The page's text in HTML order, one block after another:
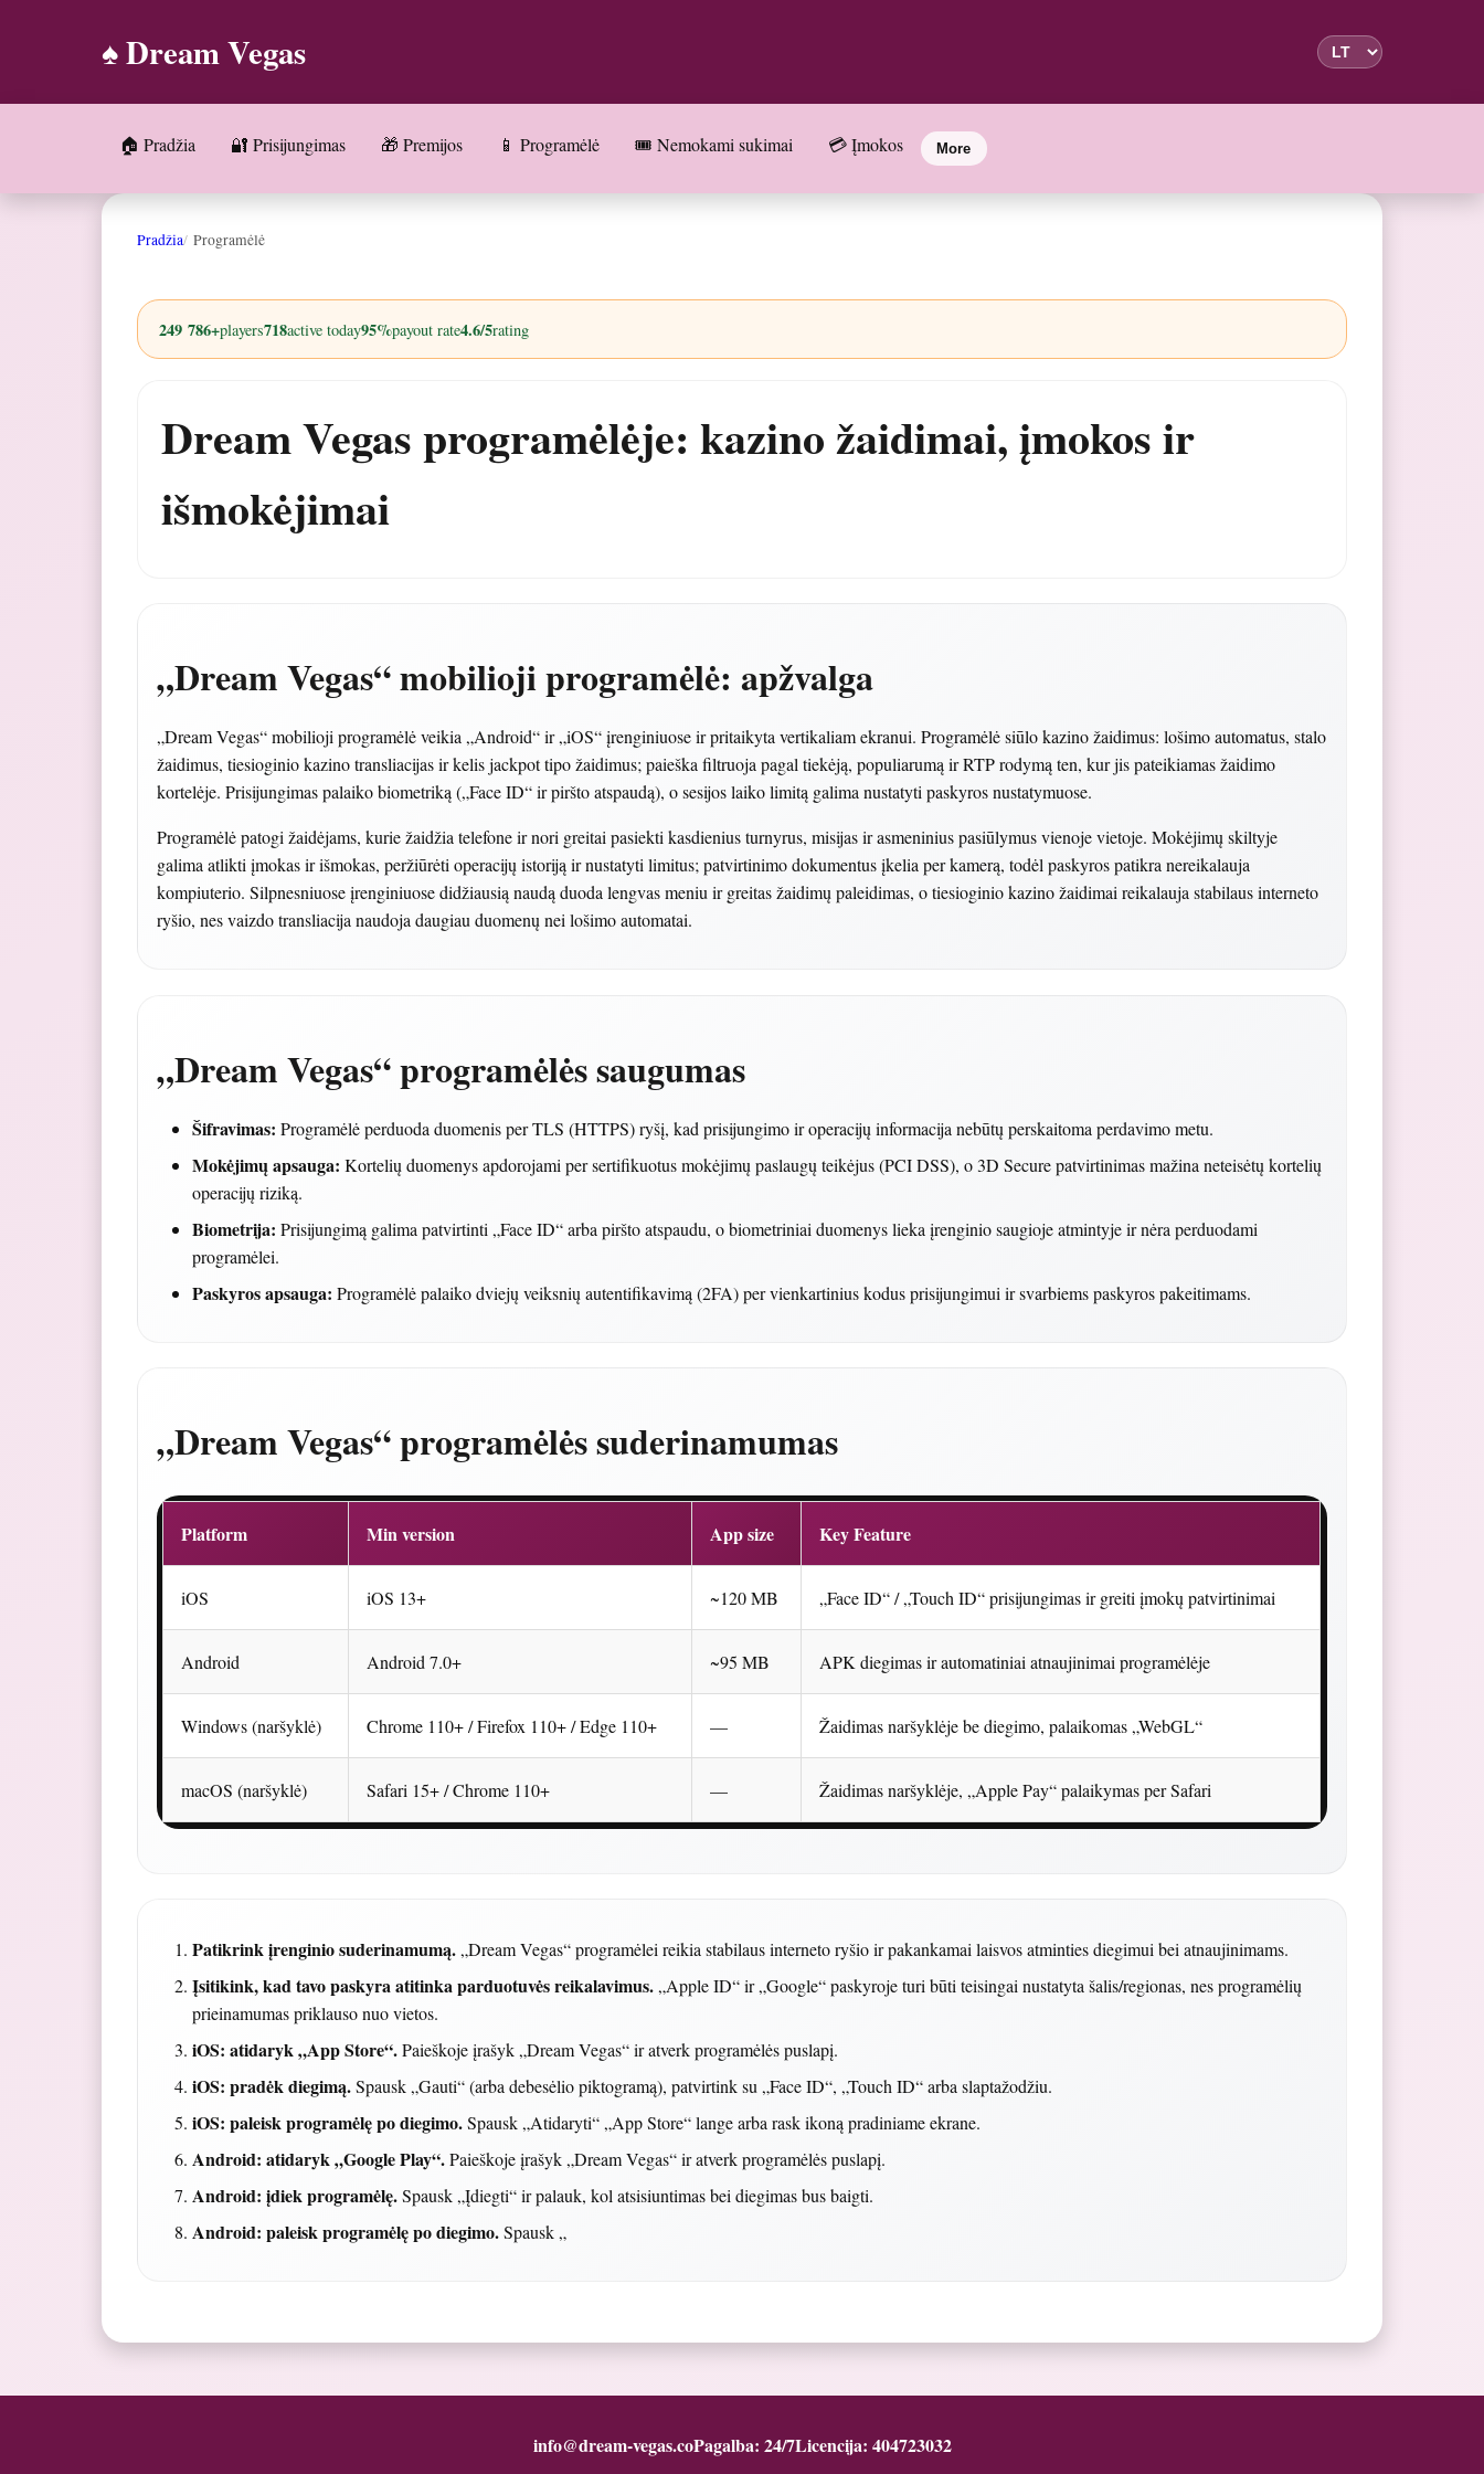
♠️ Dream Vegas
🏠 Pradžia 🔐 Prisijungimas 🎁 Premijos 📱 Programėlė 🎟️ Nemokami sukimai 💳 Įmokos More
Pradžia Programėlė
249 786+players718active today95%payout rate4.6/5rating
Dream Vegas programėlėje: kazino žaidimai, įmokos ir
išmokėjimai
„Dream Vegas“ mobilioji programėlė: apžvalga
„Dream Vegas“ mobilioji programėlė veikia „Android“ ir „iOS“ įrenginiuose ir pritaikyta vertikaliam ekranui. Programėlė siūlo kazino žaidimus: lošimo automatus, stalo
žaidimus, tiesioginio kazino transliacijas ir kelis jackpot tipo žaidimus; paieška filtruoja pagal tiekėją, populiarumą ir RTP rodymą ten, kur jis pateikiamas žaidimo
kortelėje. Prisijungimas palaiko biometriką („Face ID“ ir piršto atspaudą), o sesijos laiko limitą galima nustatyti paskyros nustatymuose.
Programėlė patogi žaidėjams, kurie žaidžia telefone ir nori greitai pasiekti kasdienius turnyrus, misijas ir asmeninius pasiūlymus vienoje vietoje. Mokėjimų skiltyje
galima atlikti įmokas ir išmokas, peržiūrėti operacijų istoriją ir nustatyti limitus; patvirtinimo dokumentus įkelia per kamerą, todėl paskyros patikra nereikalauja
kompiuterio. Silpnesniuose įrenginiuose didžiausią naudą duoda lengvas meniu ir greitas žaidimų paleidimas, o tiesioginio kazino žaidimai reikalauja stabilaus interneto
ryšio, nes vaizdo transliacija naudoja daugiau duomenų nei lošimo automatai.
„Dream Vegas“ programėlės saugumas
Šifravimas: Programėlė perduoda duomenis per TLS (HTTPS) ryšį, kad prisijungimo ir operacijų informacija nebūtų perskaitoma perdavimo metu.
Mokėjimų apsauga: Kortelių duomenys apdorojami per sertifikuotus mokėjimų paslaugų teikėjus (PCI DSS), o 3D Secure patvirtinimas mažina neteisėtų kortelių
operacijų riziką.
Biometrija: Prisijungimą galima patvirtinti „Face ID“ arba piršto atspaudu, o biometriniai duomenys lieka įrenginio saugioje atmintyje ir nėra perduodami
programėlei.
Paskyros apsauga: Programėlė palaiko dviejų veiksnių autentifikavimą (2FA) per vienkartinius kodus prisijungimui ir svarbiems paskyros pakeitimams.
„Dream Vegas“ programėlės suderinamumas
Platform Min version App size Key Feature
iOS iOS 13+ ~120 MB „Face ID“ / „Touch ID“ prisijungimas ir greiti įmokų patvirtinimai
Android Android 7.0+ ~95 MB APK diegimas ir automatiniai atnaujinimai programėlėje
Windows (naršyklė) Chrome 110+ / Firefox 110+ / Edge 110+ — Žaidimas naršyklėje be diegimo, palaikomas „WebGL“
macOS (naršyklė) Safari 15+ / Chrome 110+ — Žaidimas naršyklėje, „Apple Pay“ palaikymas per Safari
Patikrink įrenginio suderinamumą.„Dream Vegas“ programėlei reikia stabilaus interneto ryšio ir pakankamai laisvos atminties diegimui bei atnaujinimams.
Įsitikink, kad tavo paskyra atitinka parduotuvės reikalavimus.„Apple ID“ ir „Google“ paskyroje turi būti teisingai nustatyta šalis/regionas, nes programėlių
prieinamumas priklauso nuo vietos.
iOS: atidaryk „App Store“.Paieškoje įrašyk „Dream Vegas“ ir atverk programėlės puslapį.
iOS: pradėk diegimą.Spausk „Gauti“ (arba debesėlio piktogramą), patvirtink su „Face ID“, „Touch ID“ arba slaptažodžiu.
iOS: paleisk programėlę po diegimo.Spausk „Atidaryti“ „App Store“ lange arba rask ikoną pradiniame ekrane.
Android: atidaryk „Google Play“.Paieškoje įrašyk „Dream Vegas“ ir atverk programėlės puslapį.
Android: įdiek programėlę.Spausk „Įdiegti“ ir palauk, kol atsisiuntimas bei diegimas bus baigti.
Android: paleisk programėlę po diegimo.Spausk „
info@dream-vegas.coPagalba: 24/7Licencija: 404723032